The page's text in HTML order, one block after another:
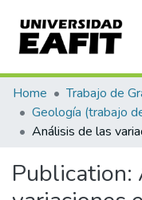
Communities &
All of DSpace
Home Trabajo de
Geología (trabajo
Publication: